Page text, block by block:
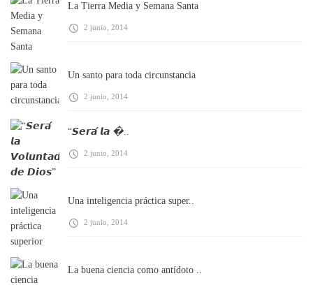
La Tierra Media y Semana Santa
2 junio, 2014
Un santo para toda circunstancia
2 junio, 2014
“𝙎𝙚𝙧𝙖́ 𝙡𝙖 �..
2 junio, 2014
Una inteligencia práctica super..
2 junio, 2014
La buena ciencia como antídoto ..